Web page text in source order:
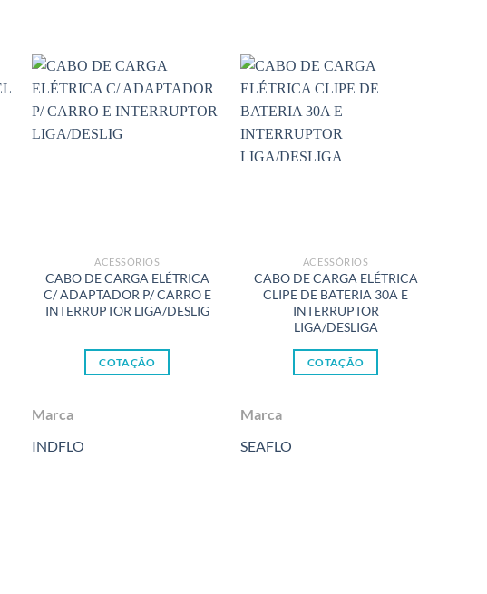
ACESSÓRIOS
CABO DE CARGA ELÉTRICA
C/ ADAPTADOR P/ CARRO E
INTERRUPTOR LIGA/DESLIG
COTAÇÃO
Marca
INDFLO
ACESSÓRIOS
CABO DE CARGA ELÉTRICA
CLIPE DE BATERIA 30A E
INTERRUPTOR
LIGA/DESLIGA
COTAÇÃO
Marca
SEAFLO